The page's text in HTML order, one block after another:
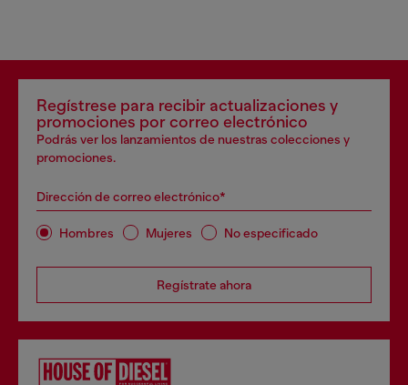
Regístrese para recibir actualizaciones y
promociones por correo electrónico
Podrás ver los lanzamientos de nuestras colecciones y
promociones.
Dirección de correo electrónico*
Hombres Mujeres No especificado
Regístrate ahora